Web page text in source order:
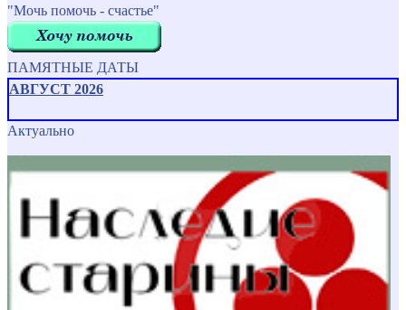
"Мочь помочь - счастье"
ПАМЯТНЫЕ ДАТЫ
АВГУСТ 2026
Актуально